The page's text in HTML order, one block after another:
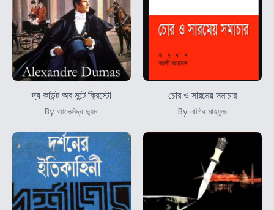
দ্য কাউন্ট অব মন্টে ক্রিস্টো
By আলেক্সঁদ্র দ্যুমা
চোর ও সারমেয় সমাচার
By নাগিব মাহফুজ